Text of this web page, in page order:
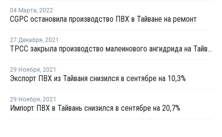
04 Марта, 2022
CGPC остановила производство ПВХ в Тайване на ремонт
27 Декабря, 2021
TPCC закрыла производство малеинового ангидрида на Тайване на ремонт
29 Ноября, 2021
Экспорт ПВХ из Тайваня снизился в сентябре на 10,3%
29 Ноября, 2021
Импорт ПВХ в Тайвань снизился в сентябре на 20,7%